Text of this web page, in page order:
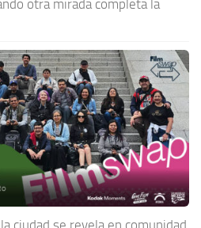
otra mirada completa la
ciudad se revela en comunidad